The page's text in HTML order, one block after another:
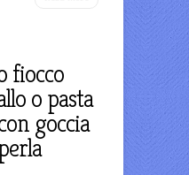
fiocco
o pasta
goccia